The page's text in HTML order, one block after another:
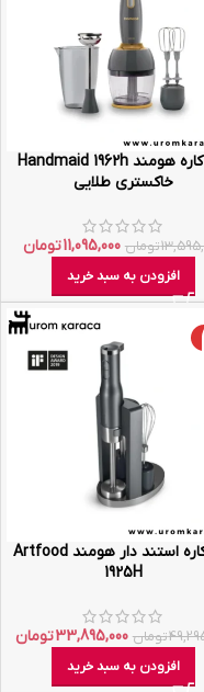
سه کاره هومند Handmaid 1962h
خاکستری طلایی
تومان 11,095,000تومان
افزودن به سبد خرید
سه کاره استند دار هومند Artfood
1925H
تومان 33,895,000تومان
افزودن به سبد خرید